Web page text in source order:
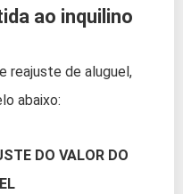
ao inquilino
reajuste de aluguel,
abaixo:
DO VALOR DO